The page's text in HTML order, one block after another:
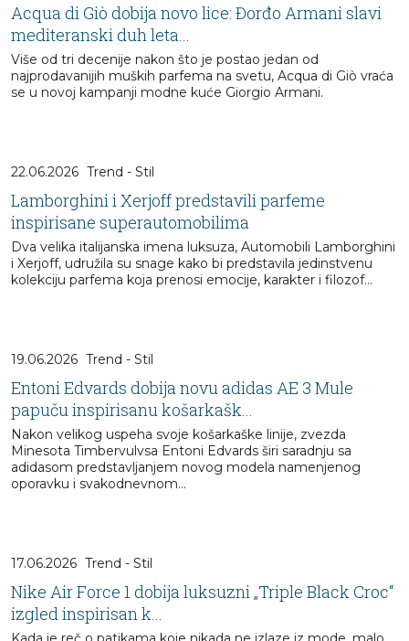
Acqua di Giò dobija novo lice: Đorđo Armani slavi
mediteranski duh leta...
Više od tri decenije nakon što je postao jedan od
najprodavanijih muških parfema na svetu, Acqua di Giò vraća
se u novoj kampanji modne kuće Giorgio Armani.
22.06.2026 Trend - Stil
Lamborghini i Xerjoff predstavili parfeme
inspirisane superautomobilima
Dva velika italijanska imena luksuza, Automobili Lamborghini
i Xerjoff, udružila su snage kako bi predstavila jedinstvenu
kolekciju parfema koja prenosi emocije, karakter i filozof...
19.06.2026 Trend - Stil
Entoni Edvards dobija novu adidas AE 3 Mule
papuču inspirisanu košarkašk...
Nakon velikog uspeha svoje košarkaške linije, zvezda
Minesota Timbervulvsa Entoni Edvards širi saradnju sa
adidasom predstavljanjem novog modela namenjenog
oporavku i svakodnevnom...
17.06.2026 Trend - Stil
Nike Air Force 1 dobija luksuzni „Triple Black Croc“
izgled inspirisan k...